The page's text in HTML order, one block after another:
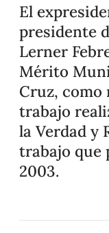
El
presidente
Lerner
Mérito
Cruz,
trabajo
la Verdad y
trabajo que
2003.